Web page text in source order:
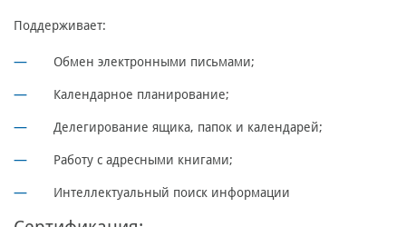
Поддерживает:
Обмен электронными письмами;
Календарное планирование;
Делегирование ящика, папок и календарей;
Работу с адресными книгами;
Интеллектуальный поиск информации